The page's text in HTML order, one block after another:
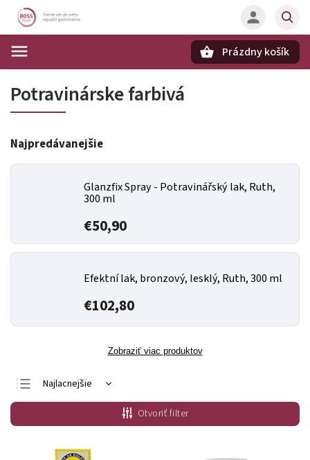
Prázdny košík
Potravinárske farbivá
Najpredávanejšie
Glanzfix Spray - Potravinářský lak, Ruth,
300 ml
€50,90
Efektní lak, bronzový, lesklý, Ruth, 300 ml
€102,80
Zobraziť viac produktov
Najlacnejšie
Najdrahšie
Najpredávanejšie
Abecedne
Otvoriť filter